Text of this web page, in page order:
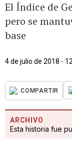
El Índice de
pero se
base
4 de julio de 2018 -
COMPARTIR
ARCHIVO
Esta historia fue